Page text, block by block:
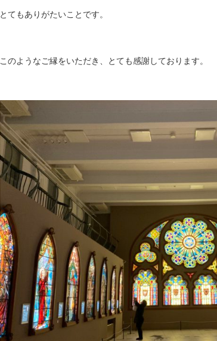
とてもありがたいことです。
このようなご縁をいただき、とても感謝しております。